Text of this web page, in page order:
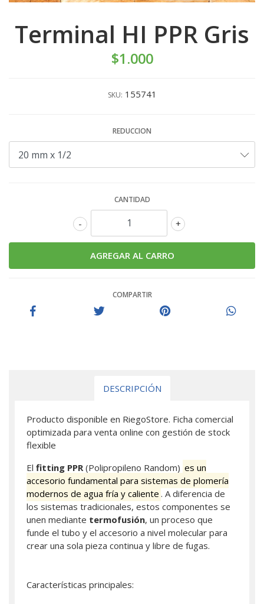
Terminal HI PPR Gris
$1.000
SKU: 155741
REDUCCION
CANTIDAD
+
-
COMPARTIR
DESCRIPCIÓN
Producto disponible en RiegoStore. Ficha comercial
optimizada para venta online con gestión de stock
flexible
El fitting PPR(Polipropileno Random) es un
accesorio fundamental para sistemas de plomería
modernos de agua fría y caliente . A diferencia de
los sistemas tradicionales, estos componentes se
unen mediante termofusión, un proceso que
funde el tubo y el accesorio a nivel molecular para
crear una sola pieza continua y libre de fugas.
Características principales: